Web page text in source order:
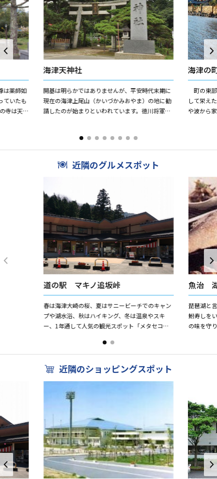
は薬師如
ていたも
寺は天平
海津天神社
開基は明らかではありませんが、平安時代末期に
現在の海津上尾山（かいづかみおやま）の地に勧
請したのが始まりといわれています。徳川将軍家
海津の
町の東
して栄え
や波から
近隣のグルメスポット
道の駅 マキノ追坂峠
春は海津大崎の桜、夏はサニービーチでのキャン
プや湖水浴、秋はハイキング、冬は温泉やスキ
ー、1年通して人気の観光スポット「メタセコイ
島市のマキノ地域にある道の...
魚治
琵琶湖と
鮒寿しを
の味を守
近隣のショッピングスポット